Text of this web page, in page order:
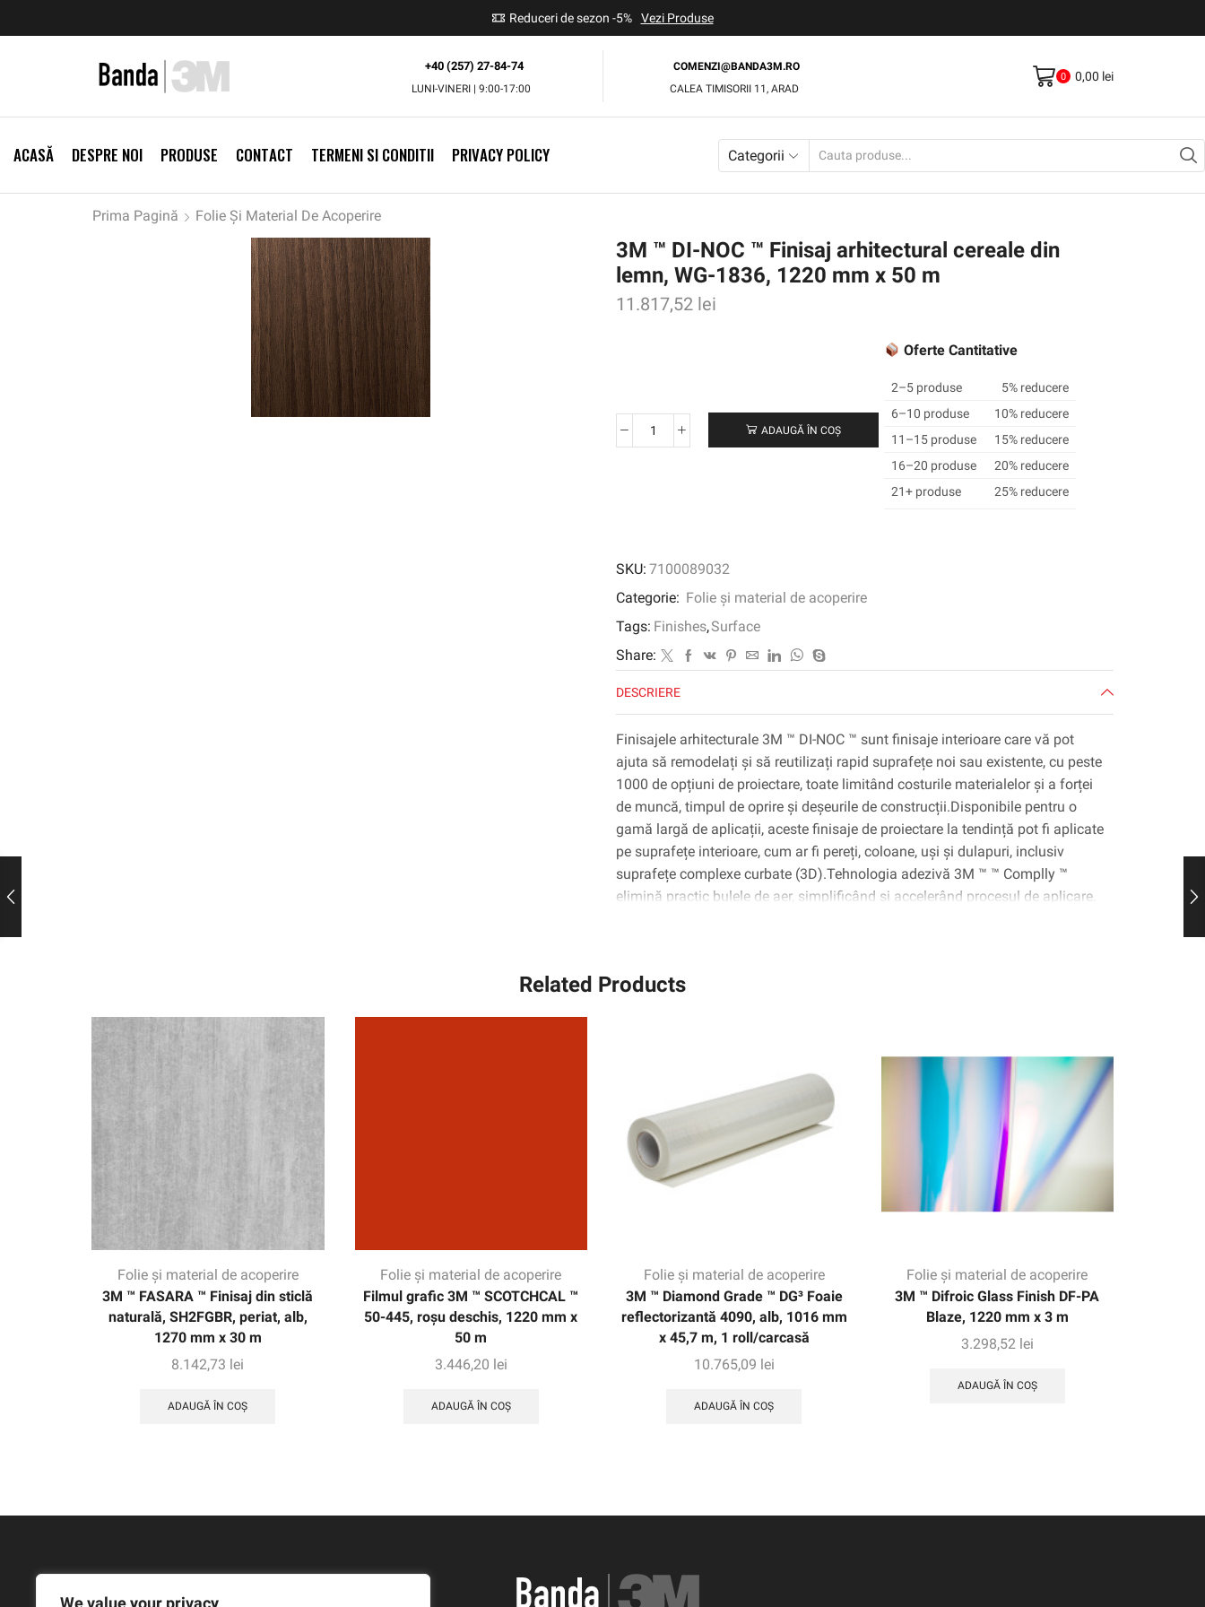
We value your privacy
Reduceri de sezon -5% Vezi Produse
+40 (257) 27-84-74
LUNI-VINERI | 9:00-17:00
COMENZI@BANDA3M.RO
CALEA TIMISORII 11, ARAD
0 0,00 lei
ACASĂ DESPRE NOI PRODUSE CONTACT TERMENI SI CONDITII PRIVACY POLICY Categorii
Prima Pagină Folie Și Material De Acoperire
3M ™ DI-NOC ™ Finisaj arhitectural cereale din
lemn, WG-1836, 1220 mm x 50 m
11.817,52 lei
Cantitate
arhitectural
cereale
lemn,
WG-
1836,
1220
mm
x
50
ADAUGĂ ÎN COȘ
Oferte Cantitative
2–5 produse
5% reducere
6–10 produse
10% reducere
11–15 produse
15% reducere
16–20 produse
20% reducere
21+ produse
25% reducere
SKU: 7100089032
Categorie: Folie și material de acoperire
Tags: Finishes,Surface
Share:
DESCRIERE
Finisajele arhitecturale 3M ™ DI-NOC ™ sunt finisaje interioare care vă pot
ajuta să remodelați și să reutilizați rapid suprafețe noi sau existente, cu peste
1000 de opțiuni de proiectare, toate limitând costurile materialelor și a forței
de muncă, timpul de oprire și deșeurile de construcții.Disponibile pentru o
gamă largă de aplicații, aceste finisaje de proiectare la tendință pot fi aplicate
pe suprafețe interioare, cum ar fi pereți, coloane, uși și dulapuri, inclusiv
suprafețe complexe curbate (3D).Tehnologia adezivă 3M ™ ™ Complly ™
elimină practic bulele de aer, simplificând și accelerând procesul de aplicare.
Related Products
Folie și material de acoperire
3M ™ FASARA ™ Finisaj din sticlă
naturală, SH2FGBR, periat, alb,
1270 mm x 30 m
8.142,73 lei
ADAUGĂ ÎN COȘ
Folie și material de acoperire
Filmul grafic 3M ™ SCOTCHCAL ™
50-445, roșu deschis, 1220 mm x
50 m
3.446,20 lei
ADAUGĂ ÎN COȘ
Folie și material de acoperire
3M ™ Diamond Grade ™ DG³ Foaie
reflectorizantă 4090, alb, 1016 mm
x 45,7 m, 1 roll/carcasă
10.765,09 lei
ADAUGĂ ÎN COȘ
Folie și material de acoperire
3M ™ Difroic Glass Finish DF-PA
Blaze, 1220 mm x 3 m
3.298,52 lei
ADAUGĂ ÎN COȘ